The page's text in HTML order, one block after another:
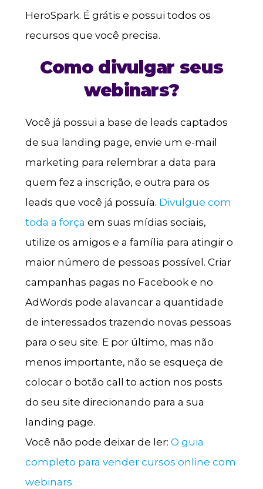
HeroSpark. É grátis e possui todos os
recursos que você precisa.
Como divulgar seus
webinars?
Você já possui a base de leads captados
de sua landing page, envie um e-mail
marketing para relembrar a data para
quem fez a inscrição, e outra para os
leads que você já possuía. Divulgue com
toda a força em suas mídias sociais,
utilize os amigos e a família para atingir o
maior número de pessoas possível. Criar
campanhas pagas no Facebook e no
AdWords pode alavancar a quantidade
de interessados trazendo novas pessoas
para o seu site. E por último, mas não
menos importante, não se esqueça de
colocar o botão call to action nos posts
do seu site direcionando para a sua
landing page.
Você não pode deixar de ler: O guia
completo para vender cursos online com
webinars